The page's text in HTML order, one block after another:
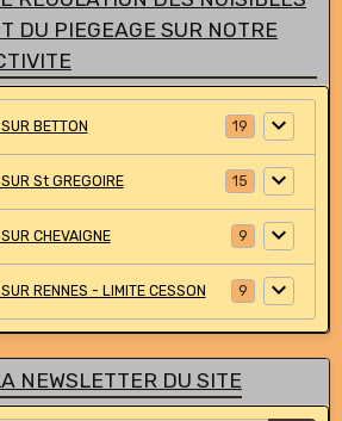
DU PIEGEAGE SUR NOTRE
BETTON 19
St GREGOIRE 15
CHEVAIGNE 9
RENNES - LIMITE CESSON 9
NEWSLETTER DU SITE